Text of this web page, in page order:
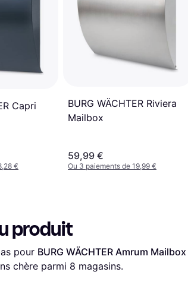
Capri
€
BURG WÄCHTER Riviera
Mailbox
59,99 €
Ou 3 paiements de 19,99 €
produit
pour BURG WÄCHTER Amrum Mailbox
chère parmi 8 magasins.